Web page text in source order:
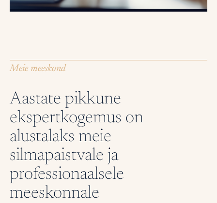
Meie meeskond
Aastate pikkune
ekspertkogemus on
alustalaks meie
silmapaistvale ja
professionaalsele
meeskonnale